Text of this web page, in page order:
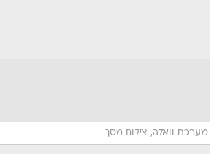
מערכת וואלה, צילום מסך